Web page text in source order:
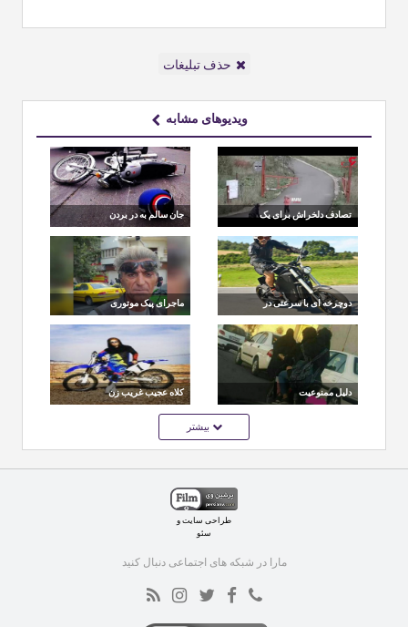
حذف تبلیغات
ویدیوهای مشابه
تصادف دلخراش برای یک
زن موتورسوار و
فرزندش
جان سالم به در بردن
موتور سوار از زیر چرخ
های کامیون
دوچرخه ای با سرعتی در
حد موتور سیکلت
ماجرای پیک موتوری
ایرانی که خودش را ژاپنی
می داند و ژاپنی صحبت
میکند !
دلیل ممنوعیت
کلاه عجیب غریب زن
موتور سوار
بیشتر
طراحی سایتو
سئو
مارا در شبکه های اجتماعی دنبال کنید